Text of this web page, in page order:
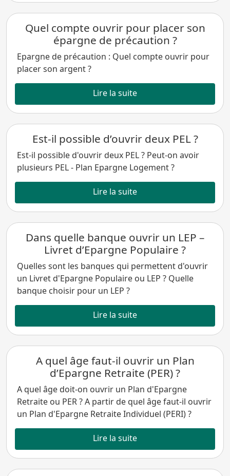
Quel compte ouvrir pour placer son
épargne de précaution ?
Epargne de précaution : Quel compte ouvrir pour
placer son argent ?
Lire la suite
Est-il possible d’ouvrir deux PEL ?
Est-il possible d'ouvrir deux PEL ? Peut-on avoir
plusieurs PEL - Plan Epargne Logement ?
Lire la suite
Dans quelle banque ouvrir un LEP –
Livret d’Epargne Populaire ?
Quelles sont les banques qui permettent d'ouvrir
un Livret d'Epargne Populaire ou LEP ? Quelle
banque choisir pour un LEP ?
Lire la suite
A quel âge faut-il ouvrir un Plan
d’Epargne Retraite (PER) ?
A quel âge doit-on ouvrir un Plan d'Epargne
Retraite ou PER ? A partir de quel âge faut-il ouvrir
un Plan d'Epargne Retraite Individuel (PERI) ?
Lire la suite